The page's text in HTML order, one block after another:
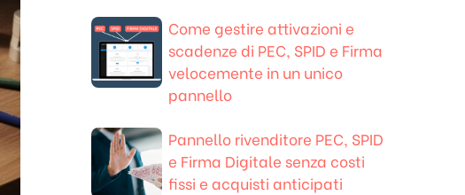
Come gestire attivazioni e
scadenze di PEC, SPID e Firma
velocemente in un unico
pannello
Pannello rivenditore PEC, SPID
e Firma Digitale senza costi
fissi e acquisti anticipati